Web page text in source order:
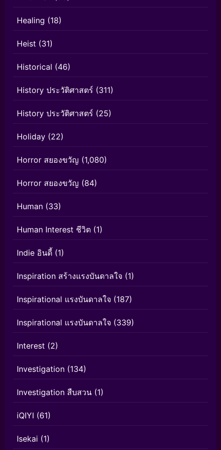
Healing (18)
Heist (31)
Historical (46)
History ประวัติศาสตร์ (311)
History ประวัติศาสตร์ (25)
Holiday (22)
Horror สยองขวัญ (1,080)
Horror สยองขวัญ (84)
Human (33)
Human Interest ชีวิต (1)
Indie อินดี้ (1)
Inspiration สร้างแรงบันดาลใจ (1)
Inspirational แรงบันดาลใจ (187)
Inspirational แรงบันดาลใจ (339)
Interest (2)
Investigation (134)
Investigation สืบสวน (1)
iQIYI (61)
Isekai (1)